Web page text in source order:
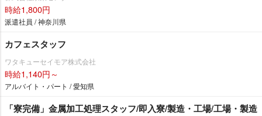
時給1,800円
派遣社員 / 神奈川県
カフェスタッフ
ワタキューセイモア株式会社
時給1,140円～
アルバイト・パート / 愛知県
「寮完備」金属加工処理スタッフ/即入寮/製造・工場/工場・製造